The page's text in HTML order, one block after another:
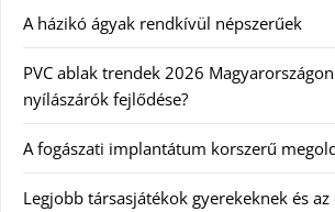
A házikó ágyak rendkívül népszerűek
PVC ablak trendek 2026
nyílászárók fejlődése?
A fogászati implantátum korszerű
Legjobb társasjátékok gyerekeknek és